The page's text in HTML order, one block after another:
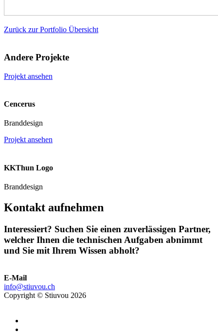
Zurück zur Portfolio Übersicht
Andere Projekte
Projekt ansehen
Cencerus
Branddesign
Projekt ansehen
KKThun Logo
Branddesign
Kontakt aufnehmen
Interessiert? Suchen Sie einen zuverlässigen Partner,
welcher Ihnen die technischen Aufgaben abnimmt
und Sie mit Ihrem Wissen abholt?
E-Mail
info@stiuvou.ch
Copyright © Stiuvou 2026